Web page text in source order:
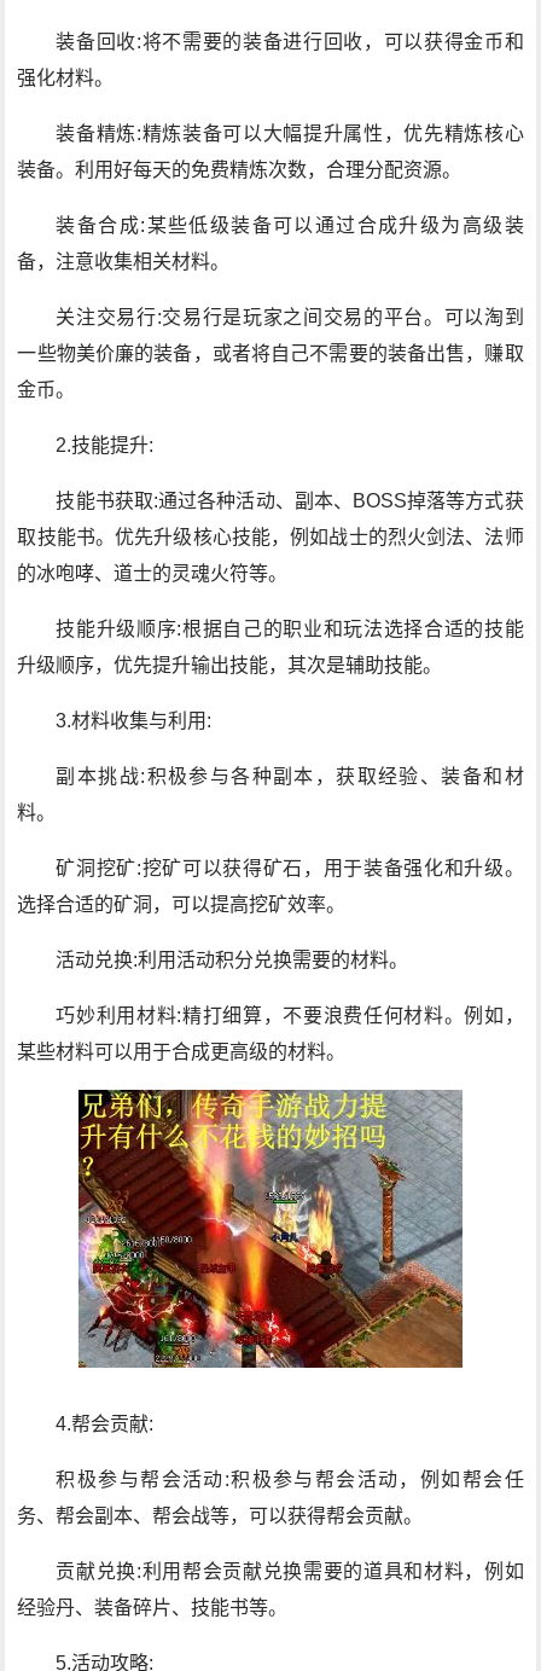
装备回收:将不需要的装备进行回收，可以获得金币和
强化材料。
装备精炼:精炼装备可以大幅提升属性，优先精炼核心
装备。利用好每天的免费精炼次数，合理分配资源。
装备合成:某些低级装备可以通过合成升级为高级装
备，注意收集相关材料。
关注交易行:交易行是玩家之间交易的平台。可以淘到
一些物美价廉的装备，或者将自己不需要的装备出售，赚取
金币。
2.技能提升:
技能书获取:通过各种活动、副本、BOSS掉落等方式获
取技能书。优先升级核心技能，例如战士的烈火剑法、法师
的冰咆哮、道士的灵魂火符等。
技能升级顺序:根据自己的职业和玩法选择合适的技能
升级顺序，优先提升输出技能，其次是辅助技能。
3.材料收集与利用:
副本挑战:积极参与各种副本，获取经验、装备和材
料。
矿洞挖矿:挖矿可以获得矿石，用于装备强化和升级。
选择合适的矿洞，可以提高挖矿效率。
活动兑换:利用活动积分兑换需要的材料。
巧妙利用材料:精打细算，不要浪费任何材料。例如，
某些材料可以用于合成更高级的材料。
4.帮会贡献:
积极参与帮会活动:积极参与帮会活动，例如帮会任
务、帮会副本、帮会战等，可以获得帮会贡献。
贡献兑换:利用帮会贡献兑换需要的道具和材料，例如
经验丹、装备碎片、技能书等。
5.活动攻略: